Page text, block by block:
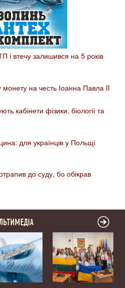
і втечу залишився на 5 років
монету на честь Іоанна Павла II
кабінети фізики, біології та
для українців у Польщі
до суду, бо обікрав